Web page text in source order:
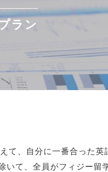
ラン
て、自分に一番合った英
て、全員がフィジー留